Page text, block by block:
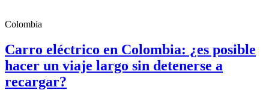
Colombia
Carro eléctrico en Colombia: ¿es posible
hacer un viaje largo sin detenerse a
recargar?